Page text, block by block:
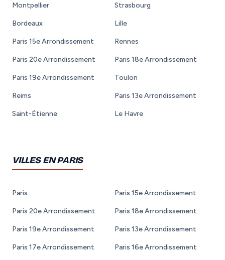
Montpellier Strasbourg
Bordeaux Lille
Paris 15e Arrondissement Rennes
Paris 20e Arrondissement Paris 18e Arrondissement
Paris 19e Arrondissement Toulon
Reims Paris 13e Arrondissement
Saint-Étienne Le Havre
VILLES EN PARIS
Paris Paris 15e Arrondissement
Paris 20e Arrondissement Paris 18e Arrondissement
Paris 19e Arrondissement Paris 13e Arrondissement
Paris 17e Arrondissement Paris 16e Arrondissement